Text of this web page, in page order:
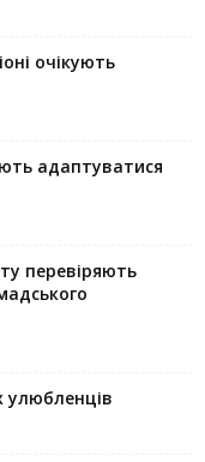
очікують
адаптуватися
перевіряють
улюбленців